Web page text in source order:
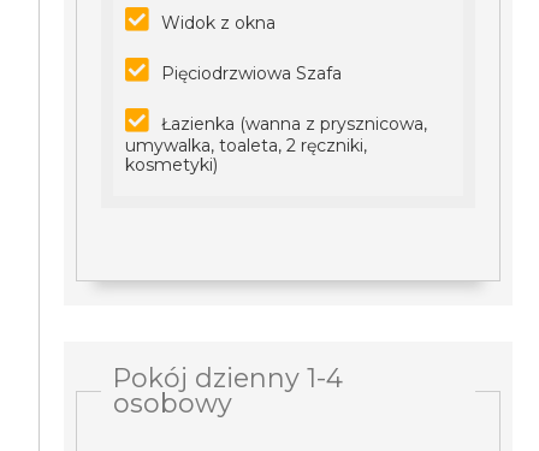
Widok z okna
Pięciodrzwiowa Szafa
Łazienka (wanna z prysznicowa,
umywalka, toaleta, 2 ręczniki,
kosmetyki)
Pokój dzienny 1-4
osobowy